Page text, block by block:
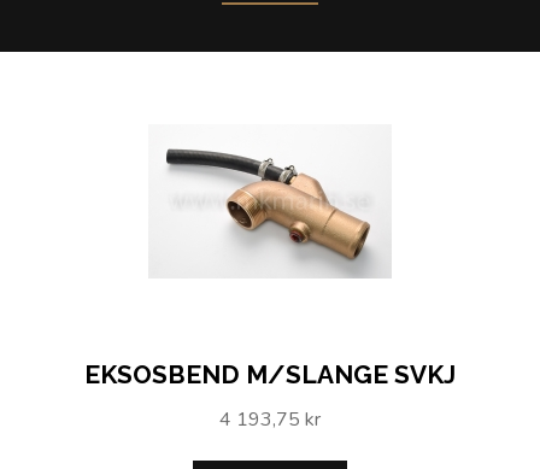
EKSOSBEND M/SLANGE SVKJ
4 193,75 kr